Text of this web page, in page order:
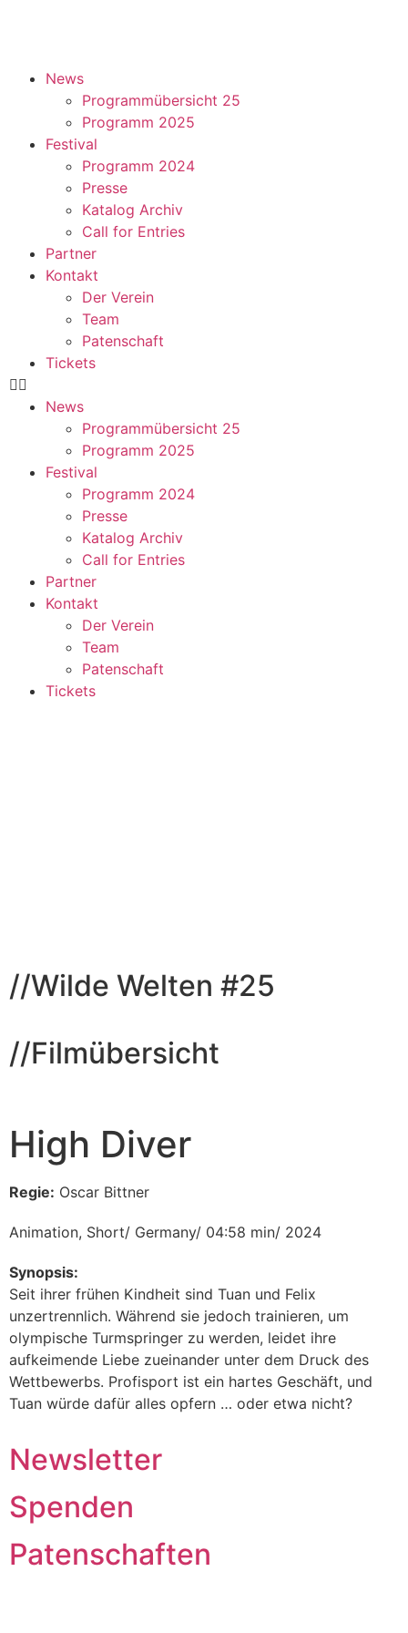
News
Programmübersicht 25
Programm 2025
Festival
Programm 2024
Presse
Katalog Archiv
Call for Entries
Partner
Kontakt
Der Verein
Team
Patenschaft
Tickets
News
Programmübersicht 25
Programm 2025
Festival
Programm 2024
Presse
Katalog Archiv
Call for Entries
Partner
Kontakt
Der Verein
Team
Patenschaft
Tickets
//Wilde Welten #25
//Filmübersicht
High Diver
Regie: Oscar Bittner
Animation, Short/ Germany/ 04:58 min/ 2024
Synopsis:
Seit ihrer frühen Kindheit sind Tuan und Felix
unzertrennlich. Während sie jedoch trainieren, um
olympische Turmspringer zu werden, leidet ihre
aufkeimende Liebe zueinander unter dem Druck des
Wettbewerbs. Profisport ist ein hartes Geschäft, und
Tuan würde dafür alles opfern … oder etwa nicht?
Newsletter
Spenden
Patenschaften